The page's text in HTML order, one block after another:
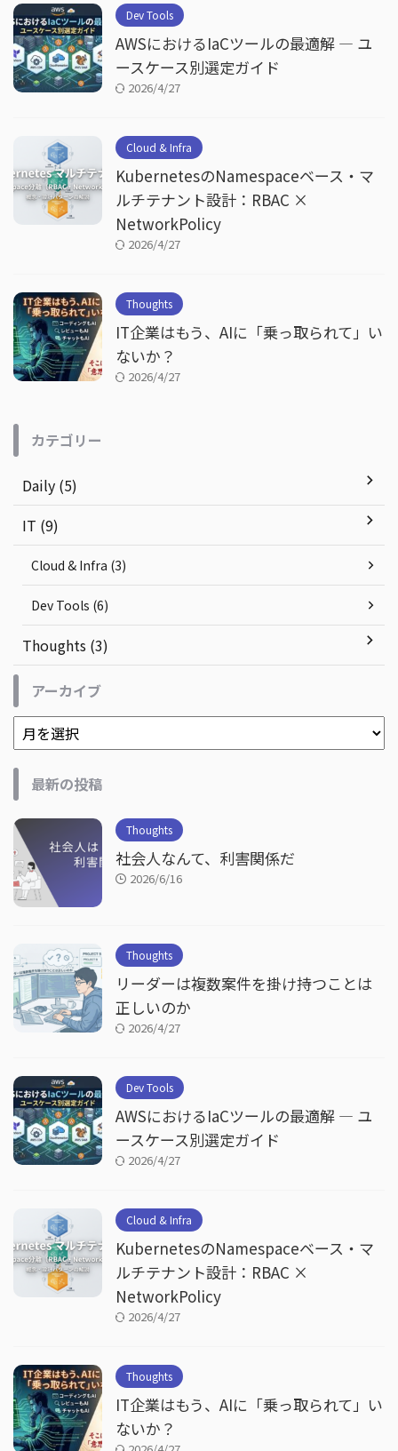
Dev Tools
AWSにおけるIaCツールの最適解 — ユ
ースケース別選定ガイド
2026/4/27
Cloud & Infra
KubernetesのNamespaceベース・マ
ルチテナント設計：RBAC ×
NetworkPolicy
2026/4/27
Thoughts
IT企業はもう、AIに「乗っ取られて」い
ないか？
2026/4/27
カテゴリー
Daily (5)
IT (9)
Cloud & Infra (3)
Dev Tools (6)
Thoughts (3)
アーカイブ
最新の投稿
Thoughts
社会人なんて、利害関係だ
2026/6/16
Thoughts
リーダーは複数案件を掛け持つことは
正しいのか
2026/4/27
Dev Tools
AWSにおけるIaCツールの最適解 — ユ
ースケース別選定ガイド
2026/4/27
Cloud & Infra
KubernetesのNamespaceベース・マ
ルチテナント設計：RBAC ×
NetworkPolicy
2026/4/27
Thoughts
IT企業はもう、AIに「乗っ取られて」い
ないか？